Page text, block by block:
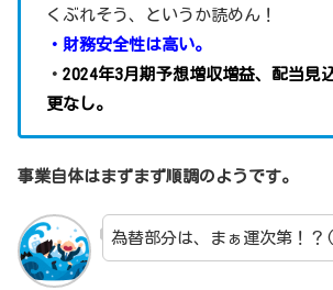
くぶれそう、というか読めん！
・財務安全性は高い。
・ 2024年3月期予想増収増益、配当見
更なし。
事業自体はまずまず順調のようです。
為替部分は、まぁ運次第！？